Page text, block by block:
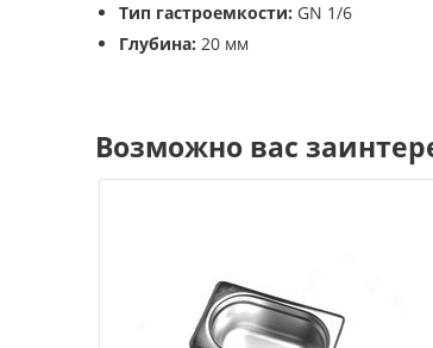
Тип гастроемкости: GN 1/6
Глубина: 20 мм
Возможно вас